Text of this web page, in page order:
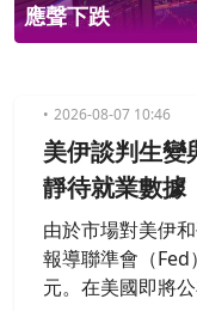
應聲下跌
2026-08-07 10:46
美伊談判生
靜待就業數據
由於市場對美伊
報導聯準會（
元。在美國即將